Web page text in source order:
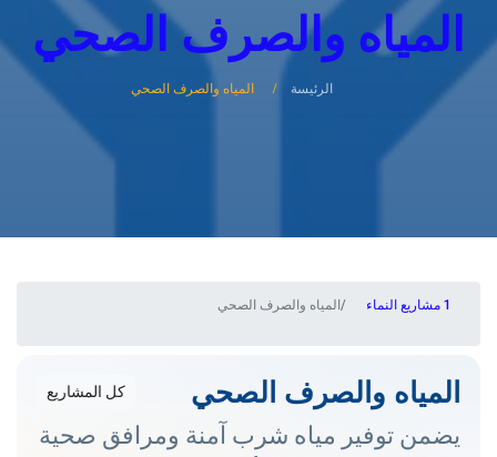
المياه والصرف الصحي
الرئيسة المياه والصرف الصحي
مشاريع النماء المياه والصرف الصحي
المياه والصرف الصحي كل المشاريع
يضمن توفير مياه شرب آمنة ومرافق صحية